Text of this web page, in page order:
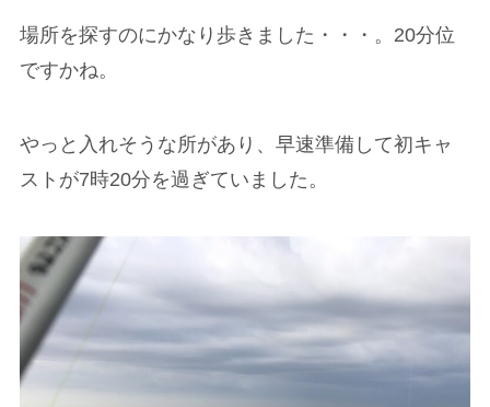
場所を探すのにかなり歩きました・・・。20分位
ですかね。
やっと入れそうな所があり、早速準備して初キャ
ストが7時20分を過ぎていました。